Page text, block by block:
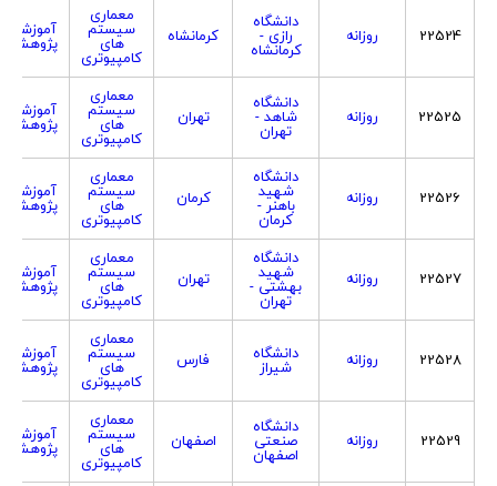
22524 روزانه
دانشگاه
رازی -
کرمانشاه
کرمانشاه
معماری
سیستم
های
کامپیوتری
آموزشی
پژوهشی
22525 روزانه
دانشگاه
شاهد -
تهران
تهران
معماری
سیستم
های
کامپیوتری
آموزشی
پژوهشی
22526 روزانه
دانشگاه
شهید
باهنر -
کرمان
کرمان
معماری
سیستم
های
کامپیوتری
آموزشی
پژوهشی
22527 روزانه
دانشگاه
شهید
بهشتی -
تهران
تهران
معماری
سیستم
های
کامپیوتری
آموزشی
پژوهشی
22528 روزانه دانشگاه
شیراز فارس
معماری
سیستم
های
کامپیوتری
آموزشی
پژوهشی
22529 روزانه
دانشگاه
صنعتی
اصفهان
اصفهان
معماری
سیستم
های
کامپیوتری
آموزشی
پژوهشی